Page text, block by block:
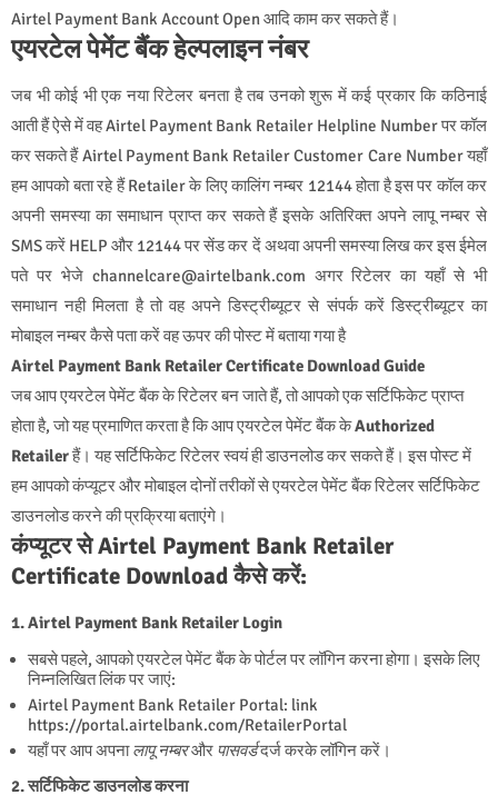
Airtel Payment Bank Account Open आदि काम कर सकते हैं।
एयरटेल पेमेंट बैंक हेल्पलाइन नंबर
जब भी कोई भी एक नया रिटेलर बनता है तब उनको शुरू में कई प्रकार कि कठिनाई
आती हैं ऐसे में वह Airtel Payment Bank Retailer Helpline Number पर कॉल
कर सकते हैं Airtel Payment Bank Retailer Customer Care Number यहाँ
हम आपको बता रहे हैं Retailer के लिए कालिंग नम्बर 12144 होता है इस पर कॉल कर
अपनी समस्या का समाधान प्राप्त कर सकते हैं इसके अतिरिक्त अपने लापू नम्बर से
SMS करें HELP और 12144 पर सेंड कर दें अथवा अपनी समस्या लिख कर इस ईमेल
पते पर भेजे channelcare@airtelbank.com अगर रिटेलर का यहाँ से भी
समाधान नही मिलता है तो वह अपने डिस्ट्रीब्यूटर से संपर्क करें डिस्ट्रीब्यूटर का
मोबाइल नम्बर कैसे पता करें वह ऊपर की पोस्ट में बताया गया है
Airtel Payment Bank Retailer Certificate Download Guide
जब आप एयरटेल पेमेंट बैंक के रिटेलर बन जाते हैं, तो आपको एक सर्टिफिकेट प्राप्त
होता है, जो यह प्रमाणित करता है कि आप एयरटेल पेमेंट बैंक केAuthorized
Retailerहैं। यह सर्टिफिकेट रिटेलर स्वयं ही डाउनलोड कर सकते हैं। इस पोस्ट में
हम आपको कंप्यूटर और मोबाइल दोनों तरीकों से एयरटेल पेमेंट बैंक रिटेलर सर्टिफिकेट
डाउनलोड करने की प्रक्रिया बताएंगे।
कंप्यूटर से Airtel Payment Bank Retailer
Certificate Download कैसे करें:
1. Airtel Payment Bank Retailer Login
सबसे पहले, आपको एयरटेल पेमेंट बैंक के पोर्टल पर लॉगिन करना होगा। इसके लिए
निम्नलिखित लिंक पर जाएं:
Airtel Payment Bank Retailer Portal: link
https://portal.airtelbank.com/RetailerPortal
यहाँ पर आप अपनालापू नम्बरऔर पासवर्डदर्ज करके लॉगिन करें।
2. सर्टिफिकेट डाउनलोड करना